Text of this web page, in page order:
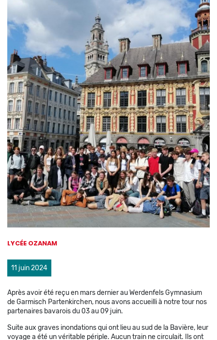
LYCÉE OZANAM
11 juin 2024
Après avoir été reçu en mars dernier au Werdenfels Gymnasium
de Garmisch Partenkirchen, nous avons accueilli à notre tour nos
partenaires bavarois du 03 au 09 juin.
Suite aux graves inondations qui ont lieu au sud de la Bavière, leur
voyage a été un véritable périple. Aucun train ne circulait. Ils ont